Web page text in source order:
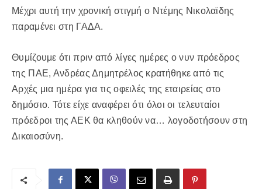
Μέχρι αυτή την χρονική στιγμή ο Ντέμης Νικολαϊδης
παραμένει στη ΓΑΔΑ.
Θυμίζουμε ότι πριν από λίγες ημέρες ο νυν πρόεδρος
της ΠΑΕ, Ανδρέας Δημητρέλος κρατήθηκε από τις
Αρχές μια ημέρα για τις οφειλές της εταιρείας στο
δημόσιο. Τότε είχε αναφέρει ότι όλοι οι τελευταίοι
πρόεδροι της ΑΕΚ θα κληθούν να… λογοδοτήσουν στη
Δικαιοσύνη.